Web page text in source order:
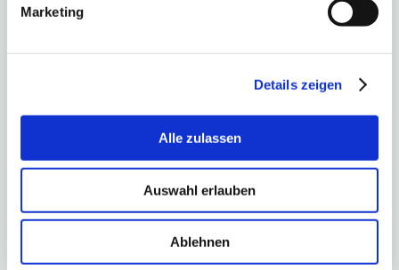
Marketing
Details zeigen
Alle zulassen
Auswahl erlauben
Ablehnen
ElternkreisSolingen.SuP@t-online.de